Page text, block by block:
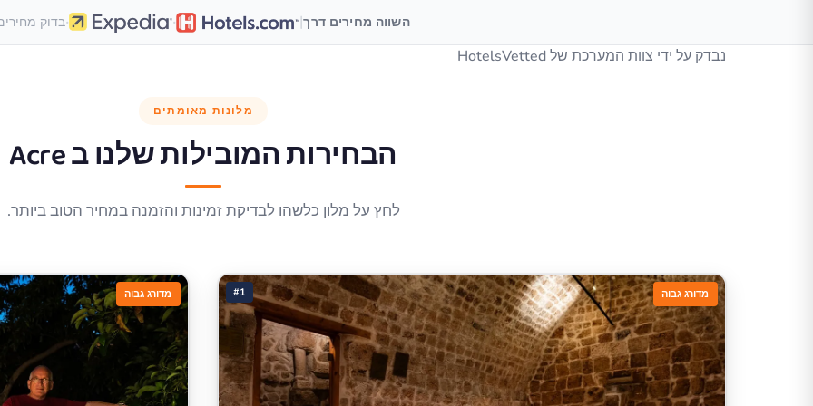
השווה מחירים דרך|
·
·בדוק
נבדק על ידי צוות המערכת של HotelsVetted
מלונות מאומתים
הבחירות המובילות שלנו בAcre
לחץ על מלון כלשהו לבדיקת זמינות והזמנה במחיר הטוב ביותר.
#1 מדורג גבוה מדורג גבוה